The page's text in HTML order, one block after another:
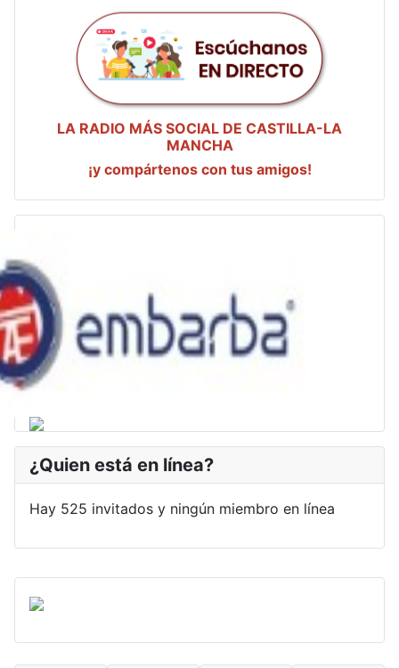
LA RADIO MÁS SOCIAL DE CASTILLA-LA
MANCHA
¡y compártenos con tus amigos!
¿Quien está en línea?
Hay 525 invitados y ningún miembro en línea